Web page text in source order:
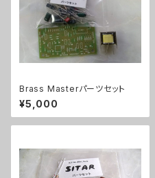
Brass Masterパーツセット
¥5,000